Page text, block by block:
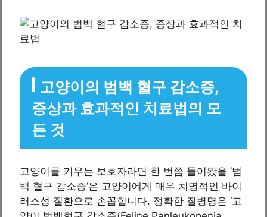
고양이의 범백 혈구 감소증,
증상과 효과적인 치료법의 모
든 것
고양이를 키우는 보호자라면 한 번쯤 들어봤을 ‘범
백 혈구 감소증’은 고양이에게 매우 치명적인 바이
러스성 질환으로 손꼽힙니다. 정확한 질병명은 ‘고